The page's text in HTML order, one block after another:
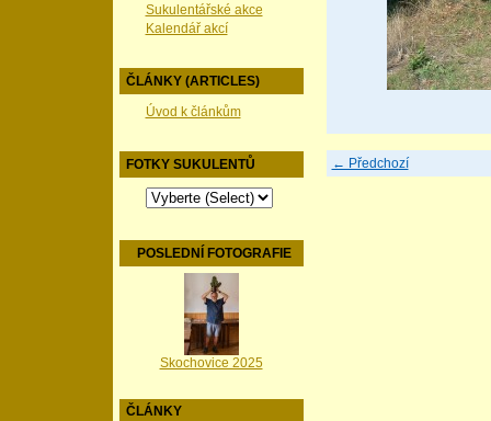
Sukulentářské akce
Kalendář akcí
ČLÁNKY (ARTICLES)
Úvod k článkům
FOTKY SUKULENTŮ
POSLEDNÍ FOTOGRAFIE
Skochovice 2025
ČLÁNKY
← Předchozí